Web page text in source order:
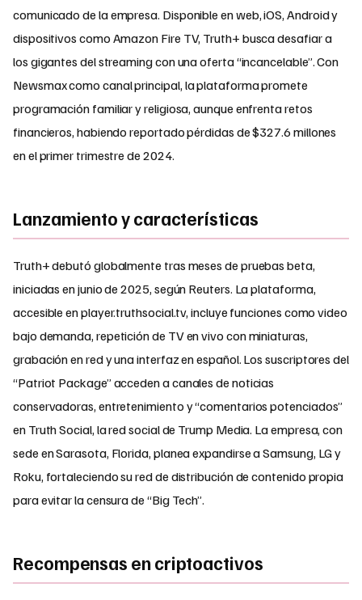
comunicado de la empresa. Disponible en web, iOS, Android y
dispositivos como Amazon Fire TV, Truth+ busca desafiar a
los gigantes del streaming con una oferta “incancelable”. Con
Newsmax como canal principal, la plataforma promete
programación familiar y religiosa, aunque enfrenta retos
financieros, habiendo reportado pérdidas de $327.6 millones
en el primer trimestre de 2024.
Lanzamiento y características
Truth+ debutó globalmente tras meses de pruebas beta,
iniciadas en junio de 2025, según Reuters. La plataforma,
accesible en player.truthsocial.tv, incluye funciones como video
bajo demanda, repetición de TV en vivo con miniaturas,
grabación en red y una interfaz en español. Los suscriptores del
“Patriot Package” acceden a canales de noticias
conservadoras, entretenimiento y “comentarios potenciados”
en Truth Social, la red social de Trump Media. La empresa, con
sede en Sarasota, Florida, planea expandirse a Samsung, LG y
Roku, fortaleciendo su red de distribución de contenido propia
para evitar la censura de “Big Tech”.
Recompensas en criptoactivos